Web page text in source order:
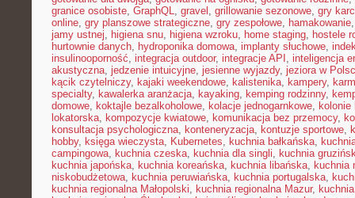
granice osobiste, GraphQL, gravel , grillowanie sezonowe, gry
online, gry planszowe strategiczne, gry zespołowe, hamakowanie
jamy ustnej, higiena snu, higiena wzroku, home staging, hostele
hurtownie danych, hydroponika domowa, implanty słuchowe,
insulinooporność, integracja outdoor, integracje API , inteligencja
akustyczna, jedzenie intuicyjne, jesienne wyjazdy, jeziora w
kącik czytelniczy, kajaki weekendowe, kalistenika, kampery,
specialty, kawalerka aranżacja, kayaking, kemping rodzinny,
domowe, koktajle bezalkoholowe, kolacje jednogarnkowe, kolonie
lokatorska, kompozycje kwiatowe, komunikacja bez przemocy,
konsultacja psychologiczna, konteneryzacja, kontuzje sportowe,
hobby, księga wieczysta, Kubernetes, kuchnia bałkańska,
campingowa, kuchnia czeska, kuchnia dla singli, kuchnia
kuchnia japońska, kuchnia koreańska, kuchnia libańska, kuchnia
niskobudżetowa, kuchnia peruwiańska, kuchnia portugalska,
kuchnia regionalna Małopolski, kuchnia regionalna Mazur,